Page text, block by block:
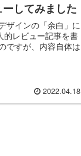
してみました
ザインの「余白」に
的レビュー記事を書
ですが、内容自体は
2022.04.18